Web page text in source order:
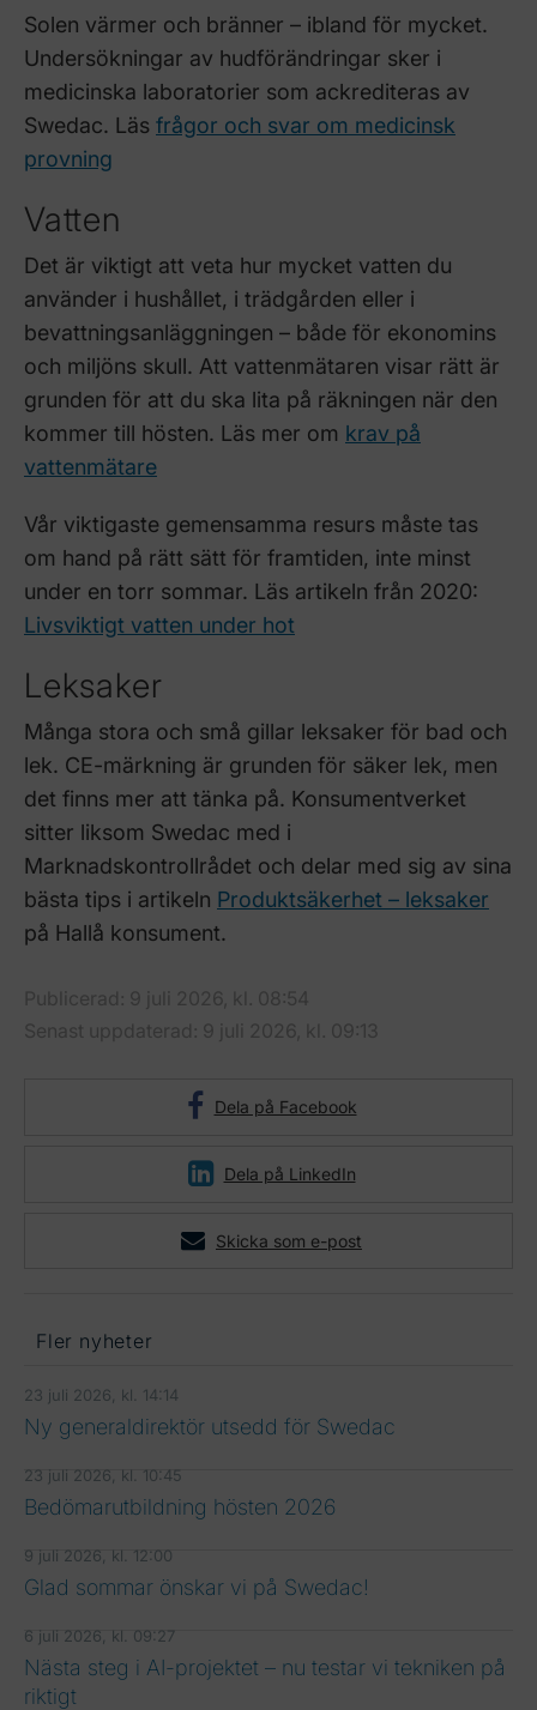
Solen värmer och bränner – ibland för mycket.
Undersökningar av hudförändringar sker i
medicinska laboratorier som ackrediteras av
Swedac. Läs frågor och svar om medicinsk
provning
Vatten
Det är viktigt att veta hur mycket vatten du
använder i hushållet, i trädgården eller i
bevattningsanläggningen – både för ekonomins
och miljöns skull. Att vattenmätaren visar rätt är
grunden för att du ska lita på räkningen när den
kommer till hösten. Läs mer om krav på
vattenmätare
Vår viktigaste gemensamma resurs måste tas
om hand på rätt sätt för framtiden, inte minst
under en torr sommar. Läs artikeln från 2020:
Livsviktigt vatten under hot
Leksaker
Många stora och små gillar leksaker för bad och
lek. CE-märkning är grunden för säker lek, men
det finns mer att tänka på. Konsumentverket
sitter liksom Swedac med i
Marknadskontrollrådet och delar med sig av sina
bästa tips i artikeln Produktsäkerhet – leksaker
på Hallå konsument.
Publicerad: 9 juli 2026, kl. 08:54
Senast uppdaterad: 9 juli 2026, kl. 09:13
Dela på Facebook
Dela på LinkedIn
Skicka som e-post
Fler nyheter
23 juli 2026, kl. 14:14
Ny generaldirektör utsedd för Swedac
23 juli 2026, kl. 10:45
Bedömarutbildning hösten 2026
9 juli 2026, kl. 12:00
Glad sommar önskar vi på Swedac!
6 juli 2026, kl. 09:27
Nästa steg i AI-projektet – nu testar vi tekniken på
riktigt